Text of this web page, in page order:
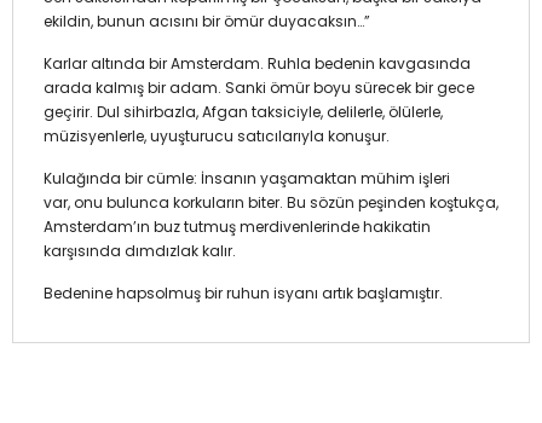
ekildin, bunun acısını bir ömür duyacaksın…”
Karlar altında bir Amsterdam. Ruhla bedenin kavgasında
arada kalmış bir adam. Sanki ömür boyu sürecek bir gece
geçirir. Dul sihirbazla, Afgan taksiciyle, delilerle, ölülerle,
müzisyenlerle, uyuşturucu satıcılarıyla konuşur.
Kulağında bir cümle: İnsanın yaşamaktan mühim işleri
var, onu bulunca korkuların biter. Bu sözün peşinden koştukça,
Amsterdam’ın buz tutmuş merdivenlerinde hakikatin
karşısında dımdızlak kalır.
Bedenine hapsolmuş bir ruhun isyanı artık başlamıştır.